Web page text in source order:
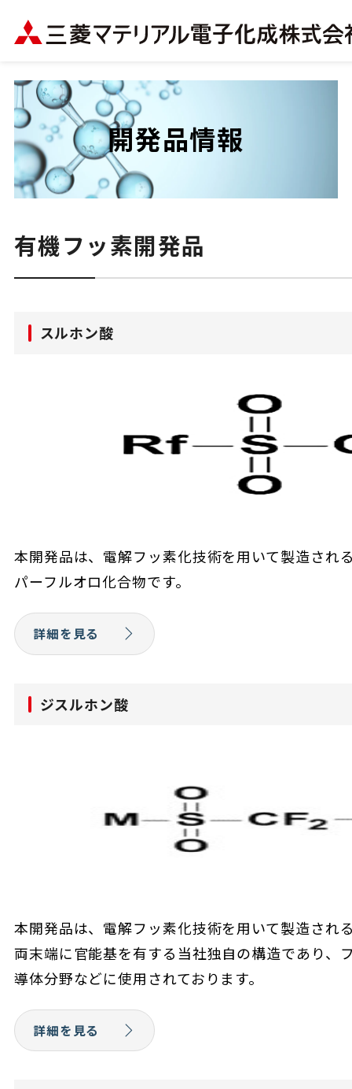
開発品情報
有機フッ素開発品
スルホン酸
本開発品は、電解フッ素化技術を用いて製造され
パーフルオロ化合物です。
詳細を見る
ジスルホン酸
本開発品は、電解フッ素化技術を用いて製造され
両末端に官能基を有する当社独自の構造であり、
導体分野などに使用されております。
詳細を見る